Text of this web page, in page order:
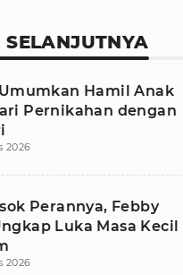
Hamil Anak
Pernikahan dengan
2026
Perannya, Febby
Luka Masa Kecil
2026